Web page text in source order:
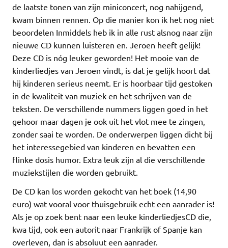
de laatste tonen van zijn miniconcert, nog nahijgend,
kwam binnen rennen. Op die manier kon ik het nog niet
beoordelen Inmiddels heb ik in alle rust alsnog naar zijn
nieuwe CD kunnen luisteren en. Jeroen heeft gelijk!
Deze CD is nóg leuker geworden! Het mooie van de
kinderliedjes van Jeroen vindt, is dat je gelijk hoort dat
hij kinderen serieus neemt. Er is hoorbaar tijd gestoken
in de kwaliteit van muziek en het schrijven van de
teksten. De verschillende nummers liggen goed in het
gehoor maar dagen je ook uit het vlot mee te zingen,
zonder saai te worden. De onderwerpen liggen dicht bij
het interessegebied van kinderen en bevatten een
flinke dosis humor. Extra leuk zijn al die verschillende
muziekstijlen die worden gebruikt.
De CD kan los worden gekocht van het boek (14,90
euro) wat vooral voor thuisgebruik echt een aanrader is!
Als je op zoek bent naar een leuke kinderliedjesCD die,
kwa tijd, ook een autorit naar Frankrijk of Spanje kan
overleven, dan is absoluut een aanrader.